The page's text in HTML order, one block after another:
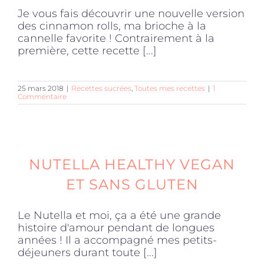
Je vous fais découvrir une nouvelle version
des cinnamon rolls, ma brioche à la
cannelle favorite ! Contrairement à la
première, cette recette [...]
25 mars 2018 | Recettes sucrées, Toutes mes recettes | 1
Commentaire
NUTELLA HEALTHY VEGAN
ET SANS GLUTEN
Le Nutella et moi, ça a été une grande
histoire d'amour pendant de longues
années ! Il a accompagné mes petits-
déjeuners durant toute [...]